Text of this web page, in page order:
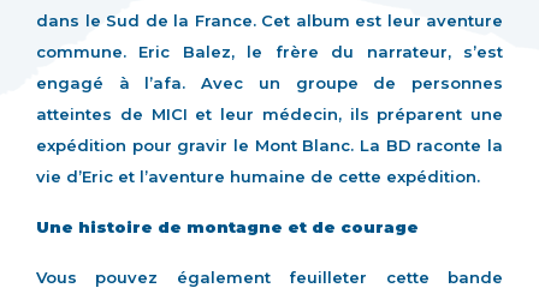
dans le Sud de la France. Cet album est leur aventure
commune. Eric Balez, le frère du narrateur, s’est
engagé à l’afa. Avec un groupe de personnes
atteintes de MICI et leur médecin, ils préparent une
expédition pour gravir le Mont Blanc. La BD raconte la
vie d’Eric et l’aventure humaine de cette expédition.
Une histoire de montagne et de courage
Vous pouvez également feuilleter cette bande